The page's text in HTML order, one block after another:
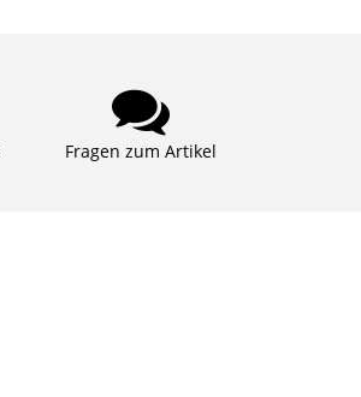
Fragen zum Artikel